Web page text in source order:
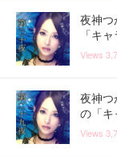
夜神
「キ
Views
夜神
の「キ
Views